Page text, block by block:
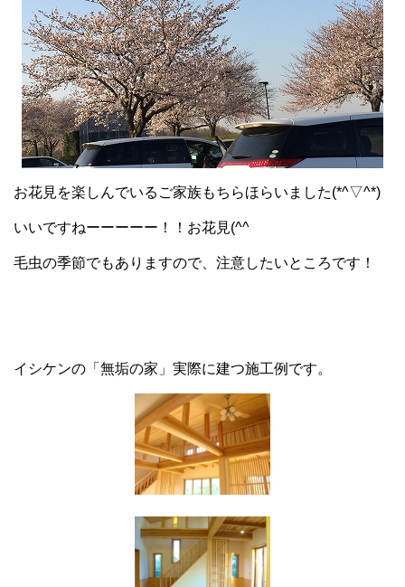
お花見を楽しんでいるご家族もちらほらいました(*^▽^*)
いいですねーーーーー！！お花見(^^
毛虫の季節でもありますので、注意したいところです！
イシケンの「無垢の家」実際に建つ施工例です。